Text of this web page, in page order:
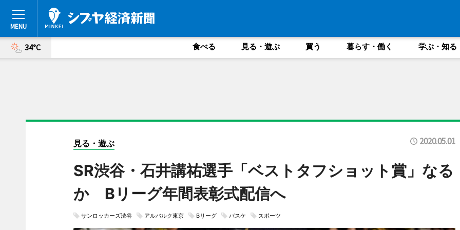
34°C 食べる 見る・遊ぶ 買う 暮らす・働く 学ぶ・知る
見る・遊ぶ 2020.05.01
SR渋谷・石井講祐選手「ベストタフショット賞」なる
か Bリーグ年間表彰式配信へ
サンロッカーズ渋谷 アルバルク東京 Bリーグ バスケ スポーツ